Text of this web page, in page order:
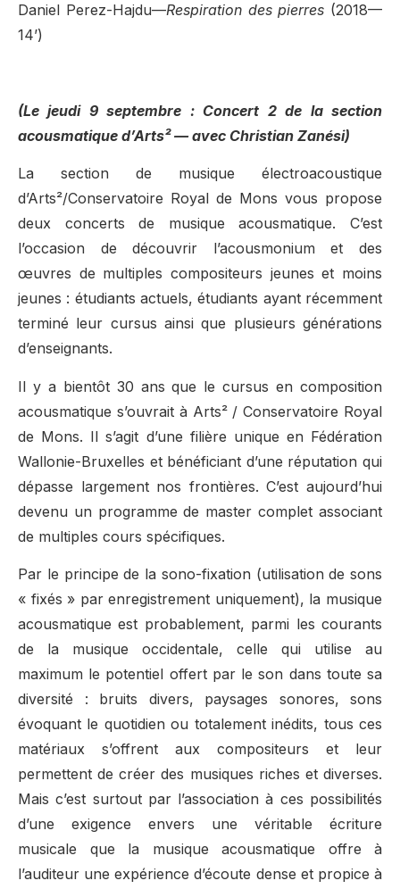
Daniel Perez-Hajdu—Respiration des pierres (2018—
14’)
(Le jeudi 9 septembre : Concert 2 de la section
acousmatique d’Arts² — avec Christian Zanési)
La section de musique électroacoustique
d’Arts²/Conservatoire Royal de Mons vous propose
deux concerts de musique acousmatique. C’est
l’occasion de découvrir l’acousmonium et des
œuvres de multiples compositeurs jeunes et moins
jeunes : étudiants actuels, étudiants ayant récemment
terminé leur cursus ainsi que plusieurs générations
d’enseignants.
Il y a bientôt 30 ans que le cursus en composition
acousmatique s’ouvrait à Arts² / Conservatoire Royal
de Mons. Il s’agit d’une filière unique en Fédération
Wallonie-Bruxelles et bénéficiant d’une réputation qui
dépasse largement nos frontières. C’est aujourd’hui
devenu un programme de master complet associant
de multiples cours spécifiques.
Par le principe de la sono-fixation (utilisation de sons
« fixés » par enregistrement uniquement), la musique
acousmatique est probablement, parmi les courants
de la musique occidentale, celle qui utilise au
maximum le potentiel offert par le son dans toute sa
diversité : bruits divers, paysages sonores, sons
évoquant le quotidien ou totalement inédits, tous ces
matériaux s’offrent aux compositeurs et leur
permettent de créer des musiques riches et diverses.
Mais c’est surtout par l’association à ces possibilités
d’une exigence envers une véritable écriture
musicale que la musique acousmatique offre à
l’auditeur une expérience d’écoute dense et propice à